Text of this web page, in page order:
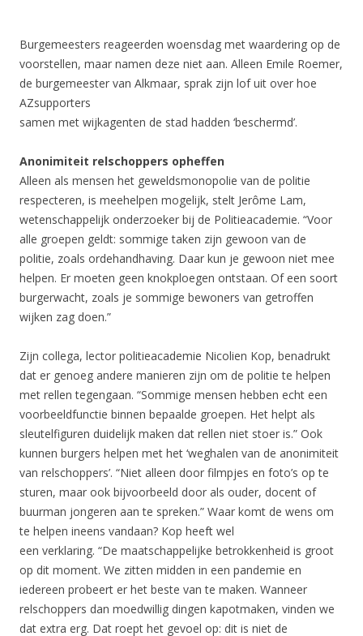
Burgemeesters reageerden woensdag met waardering op de
voorstellen, maar namen deze niet aan. Alleen Emile Roemer,
de burgemeester van Alkmaar, sprak zijn lof uit over hoe
AZsupporters
samen met wijkagenten de stad hadden ‘beschermd’.
Anonimiteit relschoppers opheffen
Alleen als mensen het geweldsmonopolie van de politie
respecteren, is meehelpen mogelijk, stelt Jerôme Lam,
wetenschappelijk onderzoeker bij de Politieacademie. “Voor
alle groepen geldt: sommige taken zijn gewoon van de
politie, zoals ordehandhaving. Daar kun je gewoon niet mee
helpen. Er moeten geen knokploegen ontstaan. Of een soort
burgerwacht, zoals je sommige bewoners van getroffen
wijken zag doen.”
Zijn collega, lector politieacademie Nicolien Kop, benadrukt
dat er genoeg andere manieren zijn om de politie te helpen
met rellen tegengaan. “Sommige mensen hebben echt een
voorbeeldfunctie binnen bepaalde groepen. Het helpt als
sleutelfiguren duidelijk maken dat rellen niet stoer is.” Ook
kunnen burgers helpen met het ‘weghalen van de anonimiteit
van relschoppers’. “Niet alleen door filmpjes en foto’s op te
sturen, maar ook bijvoorbeeld door als ouder, docent of
buurman jongeren aan te spreken.” Waar komt de wens om
te helpen ineens vandaan? Kop heeft wel
een verklaring. “De maatschappelijke betrokkenheid is groot
op dit moment. We zitten midden in een pandemie en
iedereen probeert er het beste van te maken. Wanneer
relschoppers dan moedwillig dingen kapotmaken, vinden we
dat extra erg. Dat roept het gevoel op: dit is niet de